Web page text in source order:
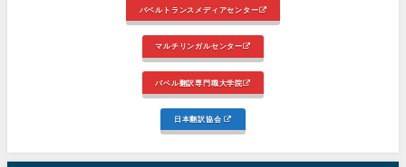
バベルトランスメディアセンター
マルチリンガルセンター
バベル翻訳専門職大学院
日本翻訳協会